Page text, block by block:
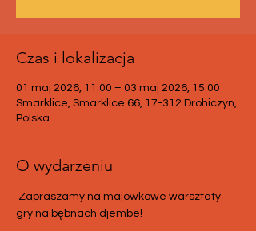
Czas i lokalizacja
01 maj 2026, 11:00 – 03 maj 2026, 15:00
Smarklice, Smarklice 66, 17-312 Drohiczyn,
Polska
O wydarzeniu
Zapraszamy na majówkowe warsztaty
gry na bębnach djembe!